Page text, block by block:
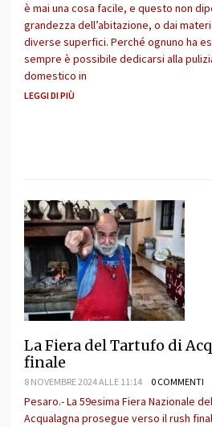
è mai una cosa facile, e questo non
grandezza dell’abitazione, o dai
diverse superfici. Perché ognuno ha
sempre è possibile dedicarsi alla
domestico in
LEGGI DI PIÙ
La Fiera del Tartufo di
finale
8 NOVEMBRE 2024 ALLE 11:14 0 COMMENTI
Pesaro.- La 59esima Fiera Nazionale
Acqualagna prosegue verso il rush